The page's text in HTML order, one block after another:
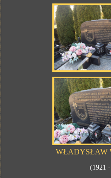
WŁADYSŁAW
(1921